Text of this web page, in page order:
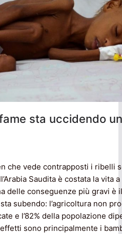
sta uccidendo
che vede contrapposti i ribelli
Saudita è costata la vita
delle conseguenze più gravi è
subendo: l’agricoltura non
e l’82% della popolazione
sono principalmente i